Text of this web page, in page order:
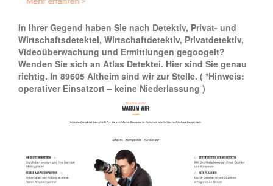
In Ihrer Gegend haben Sie nach Detektiv, Privat- und
Wirtschaftsdetektei, Wirtschaftdetektiv, Privatdetektiv,
Videoüberwachung und Ermittlungen gegoogelt?
Wenden Sie sich an Atlas Detektei. Hier sind Sie genau
richtig. In 89605 Altheim sind wir zur Stelle. ( *Hinweis:
operativer Einsatzort – keine Niederlassung )